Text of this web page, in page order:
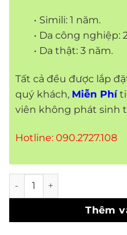
• Simili: 1 năm.
• Da công nghiệp:
• Da thật: 3 năm.
Tất cả đều được lắp
quý khách, Miễn Phí
viên không phát sinh
Hotline: 090.2727.108
Bọc Ghế Da Xe Innova
Thêm